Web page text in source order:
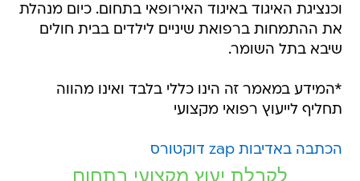
וכנציגת האיגוד באיגוד האירופאי בתחום. כיום מנהלת
את ההתמחות ברפואת שיניים לילדים בבית חולים
שיבא בתל השומר.
*המידע במאמר זה הינו כללי בלבד ואינו מהווה
תחליף לייעוץ רפואי מקצועי
הכתבה באדיבות zap דוקטורס